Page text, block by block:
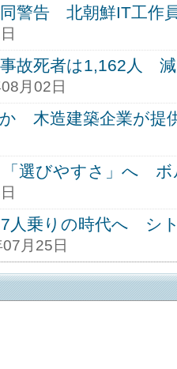
警告 北朝鮮IT工作
故死者は1,162人
月02日
木造建築企業が提
「選びやすさ」へ
人乗りの時代へ シ
月25日